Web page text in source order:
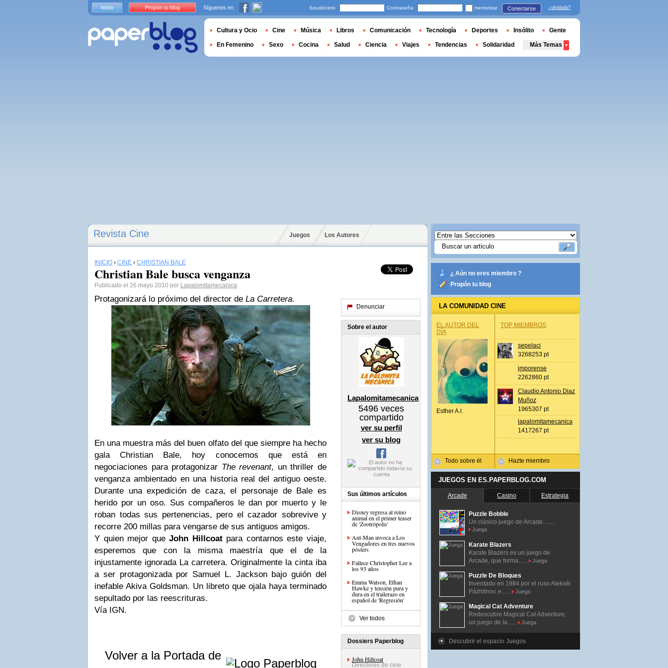
Revista Cine Juegos Los Autores
INICIO › CINE › CHRISTIAN BALE
Christian Bale busca venganza
Publicado el 26 mayo 2010 por Lapalomitamecanica
Protagonizará lo próximo del director de La Carretera.
En una muestra más del buen olfato del que siempre ha hecho
gala Christian Bale, hoy conocemos que está en
negociaciones para protagonizar The revenant, un thriller de
venganza ambientado en una historia real del antiguo oeste.
Durante una expedición de caza, el personaje de Bale es
herido por un oso. Sus compañeros le dan por muerto y le
roban todas sus pertenencias, pero el cazador sobrevive y
recorre 200 millas para vengarse de sus antiguos amigos.
Y quien mejor queJohn Hillcoatpara contarnos este viaje,
esperemos que con la misma maestría que el de la
injustamente ignorada La carretera. Originalmente la cinta iba
a ser protagonizada por Samuel L. Jackson bajo guión del
inefable Akiva Goldsman. Un libreto que ojala haya terminado
sepultado por las reescrituras.
Vía IGN.
Volver a la Portada de
Denunciar
Sobre el autor
Lapalomitamecanica
5496 veces
compartido
ver su perfil
ver su blog
Sus últimos artículos
Disney regresa al reino
animal en el primer teaser
de 'Zootrópolis'
Ant-Man invoca a Los
Vengadores en tres nuevos
pósters
Fallece Christopher Lee a
los 93 años
Emma Watson, Ethan
Hawke y tensión pura y
dura en el trailerazo en
español de 'Regresión'
Ver todos
Dossiers Paperblog
John Hillcoat
Directores de cine
¿ Aún no eres miembro ?
Propón tu blog
LA COMUNIDAD CINE
EL AUTOR DEL
DÍA
Esther A.l.
Todo sobre él
TOP MIEMBROS
sepelaci
3268253 pt
jmporense
2262860 pt
Claudio Antonio Diaz
Muñoz
1965307 pt
lapalomitamecanica
1417267 pt
Hazte miembro
JUEGOS EN ES.PAPERBLOG.COM
Arcade Casino Estrategia
Puzzle Bobble
Un clásico juego de Arcade. ......
Juega
Karate Blazers
Karate Blazers es un juego de
Arcade, que forma......
Juega
Puzzle De Bloques
Inventado en 1984 por el ruso Alekséi
Pázhitnov, e......
Juega
Magical Cat Adventure
Redescubre Magical Cat Adventure,
un juego de la......
Juega
Descubrir el espacio Juegos
Inicio Propón tu blog Síguenos en Seudónimo Contraseña memorizar Conectarse ¿olvidado?
Cultura y Ocio Cine Música Libros Comunicación Tecnología Deportes Insólito Gente
En Femenino Sexo Cocina Salud Ciencia Viajes Tendencias Solidaridad Más Temas